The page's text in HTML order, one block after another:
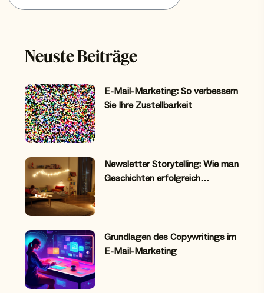
Neuste Beiträge
E-Mail-Marketing: So verbessern
Sie Ihre Zustellbarkeit
Newsletter Storytelling: Wie man
Geschichten erfolgreich…
Grundlagen des Copywritings im
E-Mail-Marketing